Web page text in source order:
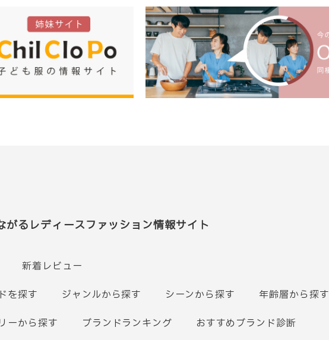
がるレディースファッション情報サイト
新着レビュー
を探す ジャンルから探す シーンから探す
年齢層から探す
ーから探す
ブランドランキング
おすすめブランド診断